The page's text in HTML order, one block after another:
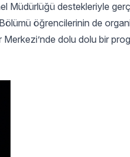
Müdürlüğü destekleriyle
öğrencilerinin de
dolu dolu bir